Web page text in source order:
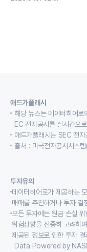
애드가플래시
해당 뉴스는 데이터히어로
EC 전자공시를 실시간으
애드가플래시는 SEC 전
출처 : 미국전자공시시스
투자유의
데이터히어로가 제공하는
매매를 추천하거나 투자 결
모든 투자에는 원금 손실
위험성향을 신중히 고려하
제공된 정보로 인한 투자
Data Powered by